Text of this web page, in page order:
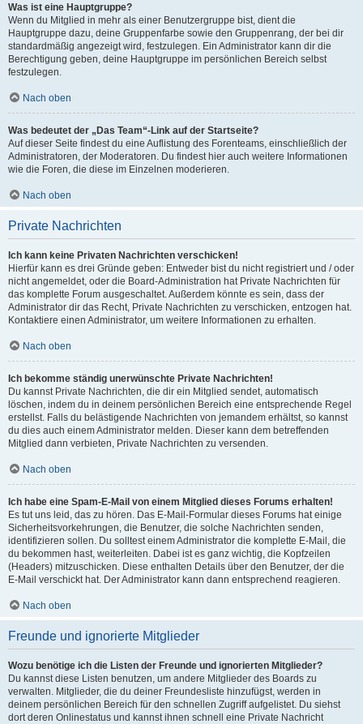
Was ist eine Hauptgruppe?
Wenn du Mitglied in mehr als einer Benutzergruppe bist, dient die
Hauptgruppe dazu, deine Gruppenfarbe sowie den Gruppenrang, der bei dir
standardmäßig angezeigt wird, festzulegen. Ein Administrator kann dir die
Berechtigung geben, deine Hauptgruppe im persönlichen Bereich selbst
festzulegen.
Nach oben
Was bedeutet der „Das Team“-Link auf der Startseite?
Auf dieser Seite findest du eine Auflistung des Forenteams, einschließlich der
Administratoren, der Moderatoren. Du findest hier auch weitere Informationen
wie die Foren, die diese im Einzelnen moderieren.
Nach oben
Private Nachrichten
Ich kann keine Privaten Nachrichten verschicken!
Hierfür kann es drei Gründe geben: Entweder bist du nicht registriert und / oder
nicht angemeldet, oder die Board-Administration hat Private Nachrichten für
das komplette Forum ausgeschaltet. Außerdem könnte es sein, dass der
Administrator dir das Recht, Private Nachrichten zu verschicken, entzogen hat.
Kontaktiere einen Administrator, um weitere Informationen zu erhalten.
Nach oben
Ich bekomme ständig unerwünschte Private Nachrichten!
Du kannst Private Nachrichten, die dir ein Mitglied sendet, automatisch
löschen, indem du in deinem persönlichen Bereich eine entsprechende Regel
erstellst. Falls du belästigende Nachrichten von jemandem erhältst, so kannst
du dies auch einem Administrator melden. Dieser kann dem betreffenden
Mitglied dann verbieten, Private Nachrichten zu versenden.
Nach oben
Ich habe eine Spam-E-Mail von einem Mitglied dieses Forums erhalten!
Es tut uns leid, das zu hören. Das E-Mail-Formular dieses Forums hat einige
Sicherheitsvorkehrungen, die Benutzer, die solche Nachrichten senden,
identifizieren sollen. Du solltest einem Administrator die komplette E-Mail, die
du bekommen hast, weiterleiten. Dabei ist es ganz wichtig, die Kopfzeilen
(Headers) mitzuschicken. Diese enthalten Details über den Benutzer, der die
E-Mail verschickt hat. Der Administrator kann dann entsprechend reagieren.
Nach oben
Freunde und ignorierte Mitglieder
Wozu benötige ich die Listen der Freunde und ignorierten Mitglieder?
Du kannst diese Listen benutzen, um andere Mitglieder des Boards zu
verwalten. Mitglieder, die du deiner Freundesliste hinzufügst, werden in
deinem persönlichen Bereich für den schnellen Zugriff aufgelistet. Du siehst
dort deren Onlinestatus und kannst ihnen schnell eine Private Nachricht